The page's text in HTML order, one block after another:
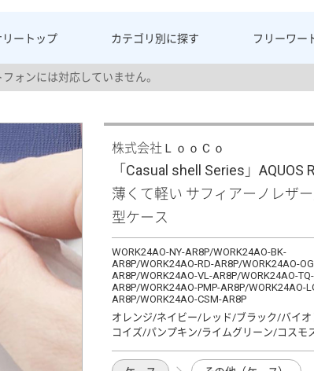
ー トップ カテゴリ別に探す フリーワー
ォンには対応していません。
株式会社ＬｏｏＣｏ
「Casual shell Series」AQUOS
薄くて軽い サフィアーノレザ
型ケース
WORK24AO-NY-AR8P/WORK24AO-BK-
AR8P/WORK24AO-RD-AR8P/WORK24AO-
AR8P/WORK24AO-VL-AR8P/WORK24AO-TQ-
AR8P/WORK24AO-PMP-AR8P/WORK24AO-
AR8P/WORK24AO-CSM-AR8P
オレンジ/ネイビー/レッド/ブラック/バイ
コイズ/パンプキン/ライムグリーン/コスモ